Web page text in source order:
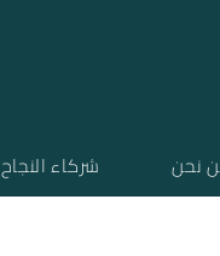
نحن شركاء النجاح